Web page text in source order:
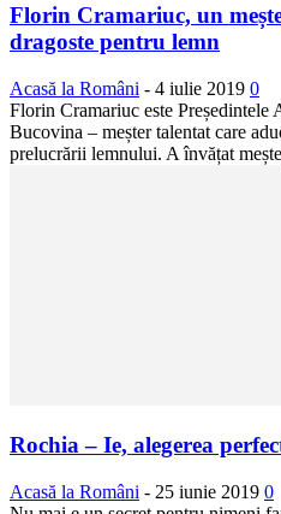
Florin Cramariuc, un
dragoste pentru lemn
Acasă la Români - 4 iulie 2019 0
Florin Cramariuc este
Bucovina – meșter talentat care
prelucrării lemnului. A învățat
Rochia – Ie, alegerea
Acasă la Români - 25 iunie 2019 0